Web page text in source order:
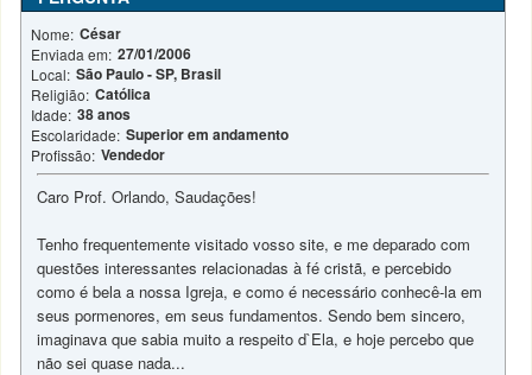
Nome: César
Enviada em: 27/01/2006
Local: São Paulo - SP, Brasil
Religião: Católica
Idade: 38 anos
Escolaridade: Superior em andamento
Profissão: Vendedor
Caro Prof. Orlando, Saudações!
Tenho frequentemente visitado vosso site, e me deparado com
questões interessantes relacionadas à fé cristã, e percebido
como é bela a nossa Igreja, e como é necessário conhecê-la em
seus pormenores, em seus fundamentos. Sendo bem sincero,
imaginava que sabia muito a respeito d`Ela, e hoje percebo que
não sei quase nada...